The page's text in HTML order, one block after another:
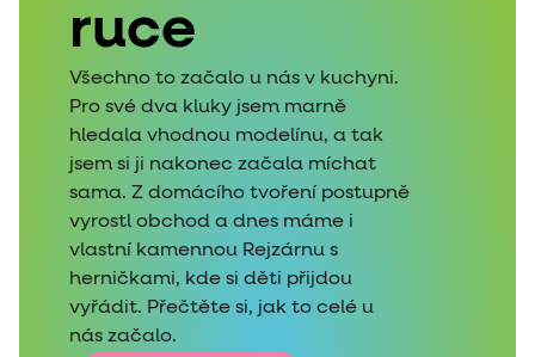
ruce
Všechno to začalo u nás v kuchyni.
Pro své dva kluky jsem marně
hledala vhodnou modelínu, a tak
jsem si ji nakonec začala míchat
sama. Z domácího tvoření postupně
vyrostl obchod a dnes máme i
vlastní kamennou Rejzárnu s
herničkami, kde si děti přijdou
vyřádit. Přečtěte si, jak to celé u
nás začalo.